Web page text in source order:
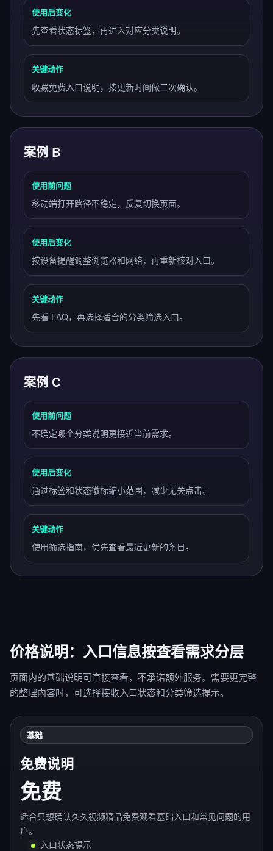
使用后变化
先查看状态标签，再进入对应分类说明。
关键动作
收藏免费入口说明，按更新时间做二次确认。
案例 B
使用前问题
移动端打开路径不稳定，反复切换页面。
使用后变化
按设备提醒调整浏览器和网络，再重新核对入口。
关键动作
先看 FAQ，再选择适合的分类筛选入口。
案例 C
使用前问题
不确定哪个分类说明更接近当前需求。
使用后变化
通过标签和状态徽标缩小范围，减少无关点击。
关键动作
使用筛选指南，优先查看最近更新的条目。
价格说明：入口信息按查看需求分层
页面内的基础说明可直接查看，不承诺额外服务。需要更完整
的整理内容时，可选择接收入口状态和分类筛选提示。
基础
免费说明
免费
适合只想确认久久视频精品免费观看基础入口和常见问题的用
户。
入口状态提示